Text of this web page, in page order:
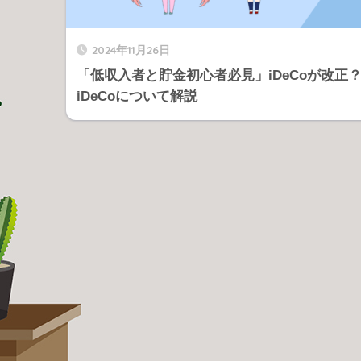
2024年11月26日
「低収入者と貯金初心者必見」iDeCoが改正？
iDeCoについて解説